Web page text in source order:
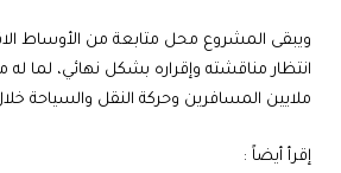
ويبقى المشروع محل متابعة من الأوساط
انتظار مناقشته وإقراره بشكل نهائي، لما له
ملايين المسافرين وحركة النقل والسياحة
إقرأ أيضاً :